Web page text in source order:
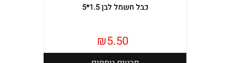
כבל חשמל לבן 1.5*5
₪5.50